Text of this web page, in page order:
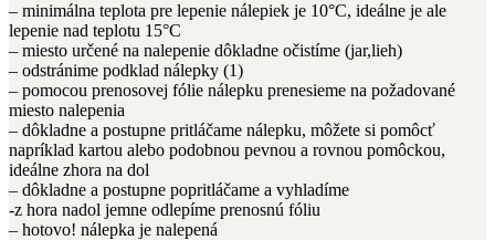
– minimálna teplota pre lepenie nálepiek je 10°C, ideálne je ale
lepenie nad teplotu 15°C
– miesto určené na nalepenie dôkladne očistíme (jar,lieh)
– odstránime podklad nálepky (1)
– pomocou prenosovej fólie nálepku prenesieme na požadované
miesto nalepenia
– dôkladne a postupne pritláčame nálepku, môžete si pomôcť
napríklad kartou alebo podobnou pevnou a rovnou pomôckou,
ideálne zhora na dol
– dôkladne a postupne popritláčame a vyhladíme
-z hora nadol jemne odlepíme prenosnú fóliu
– hotovo! nálepka je nalepená